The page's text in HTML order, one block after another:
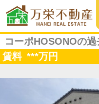
コーポHOSONOの
賃料 ***万円